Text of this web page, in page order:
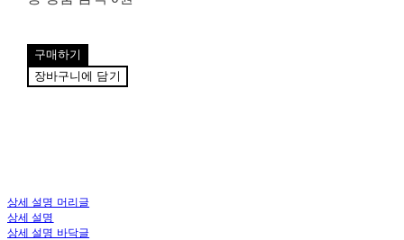
구매하기
장바구니에 담기
상세 설명 머리글
상세 설명
상세 설명 바닥글